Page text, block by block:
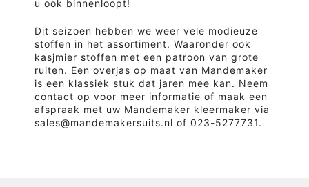
u ook binnenloopt!
Dit seizoen hebben we weer vele modieuze
stoffen in het assortiment. Waaronder ook
kasjmier stoffen met een patroon van grote
ruiten. Een overjas op maat van Mandemaker
is een klassiek stuk dat jaren mee kan. Neem
contact op voor meer informatie of maak een
afspraak met uw Mandemaker kleermaker via
sales@mandemakersuits.nl of 023-5277731.